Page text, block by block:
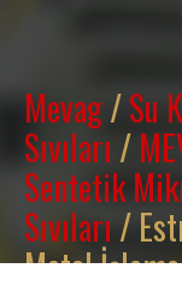
Mevag/Su
Sıvıları /
Sentetik
Sıvıları /
Metal İşleme